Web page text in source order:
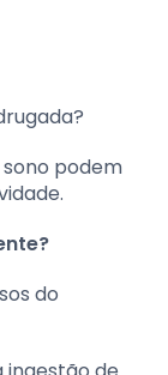
sono podem
do